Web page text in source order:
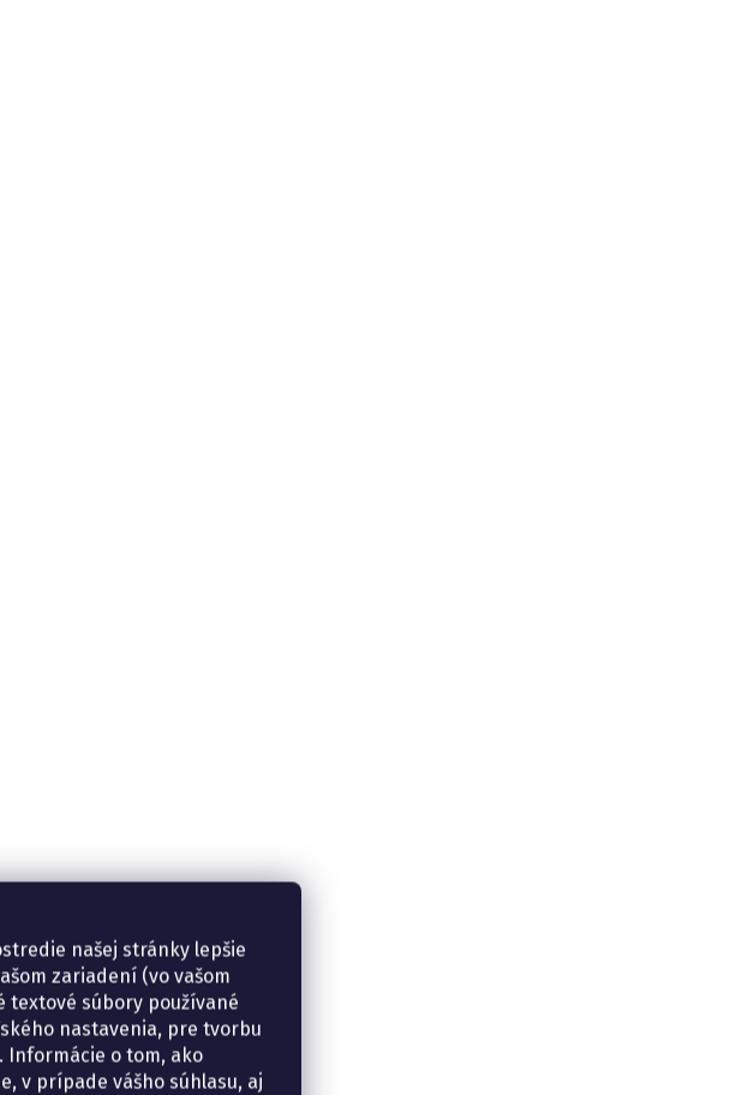
našej stránky lepšie
zariadení (vo vašom
textové súbory používané
nastavenia, pre tvorbu
o tom, ako
v prípade vášho súhlasu, aj